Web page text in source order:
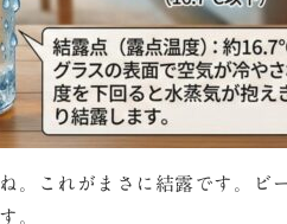
。これがまさに結露です。ビ
。